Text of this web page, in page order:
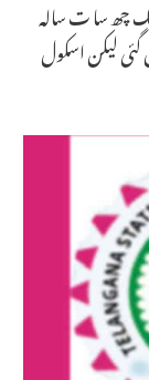
چھ سا ت سالہ
لیکن اسکول